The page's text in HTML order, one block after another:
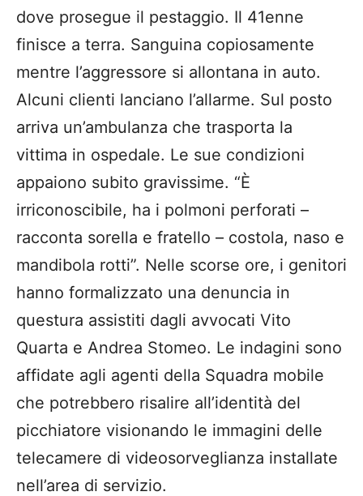
dove prosegue il pestaggio. Il 41enne
finisce a terra. Sanguina copiosamente
mentre l’aggressore si allontana in auto.
Alcuni clienti lanciano l’allarme. Sul posto
arriva un’ambulanza che trasporta la
vittima in ospedale. Le sue condizioni
appaiono subito gravissime. “È
irriconoscibile, ha i polmoni perforati –
racconta sorella e fratello – costola, naso e
mandibola rotti”. Nelle scorse ore, i genitori
hanno formalizzato una denuncia in
questura assistiti dagli avvocati Vito
Quarta e Andrea Stomeo. Le indagini sono
affidate agli agenti della Squadra mobile
che potrebbero risalire all’identità del
picchiatore visionando le immagini delle
telecamere di videosorveglianza installate
nell’area di servizio.